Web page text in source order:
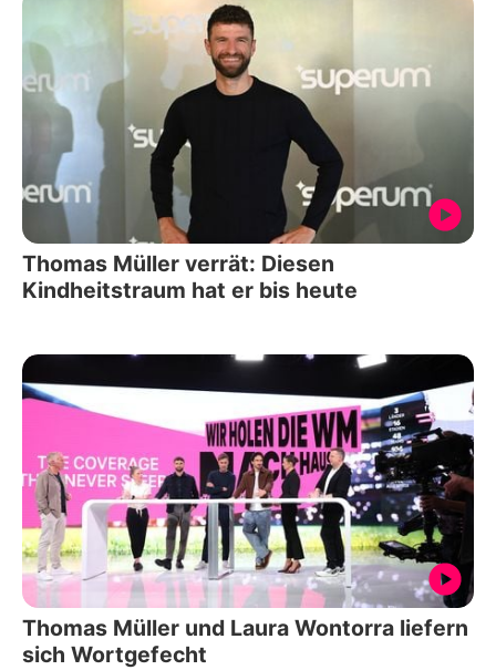
Thomas Müller verrät: Diesen
Kindheitstraum hat er bis heute
Thomas Müller und Laura Wontorra liefern
sich Wortgefecht